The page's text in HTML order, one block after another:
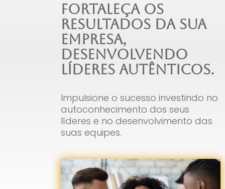
Fortaleça os
Resultados da Sua
Empresa,
Desenvolvendo
Líderes Autênticos.
Impulsione o sucesso investindo no
autoconhecimento dos seus
líderes e no desenvolvimento das
suas equipes.